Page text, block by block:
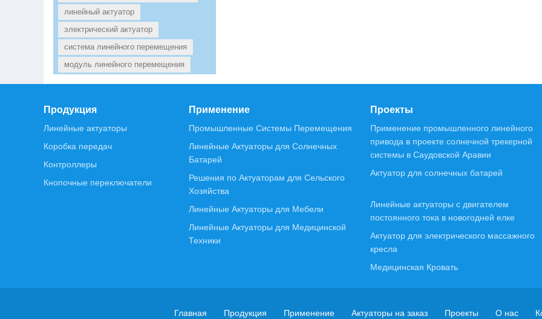
линейный актуатор
электрический актуатор
система линейного перемещения
модуль линейного перемещения
Продукция
Линейные актуаторы
Коробка передач
Контроллеры
Кнопочные переключатели
Применение
Промышленные Системы Перемещения
Линейные Актуаторы для Солнечных
Батарей
Решения по Актуаторам для Сельского
Хозяйства
Линейные Актуаторы для Мебели
Линейные Актуаторы для Медицинской
Техники
Проекты
Применение промышленного линейного
привода в проекте солнечной трекерной
системы в Саудовской Аравии
Актуатор для солнечных батарей
Линейные актуаторы с двигателем
постоянного тока в новогодней елке
Актуатор для электрического массажного
кресла
Медицинская Кровать
Главная Продукция Применение Актуаторы на заказ Проекты О нас